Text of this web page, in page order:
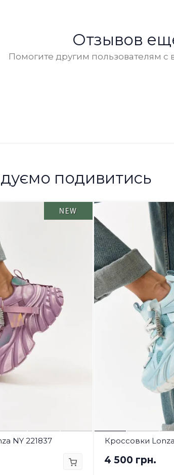
Отзывов
Помогите другим пользователям
подивитись
NEW
NY 221837 Кроссовки
4 500 грн.